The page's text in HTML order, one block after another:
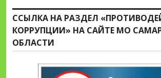
ССЫЛКА НА РАЗДЕЛ
КОРРУПЦИИ» НА САЙТЕ МО
ОБЛАСТИ